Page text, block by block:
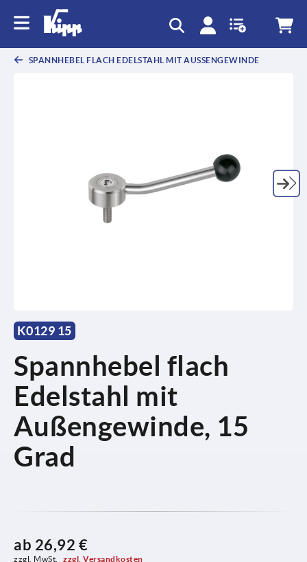
SPANNHEBEL FLACH EDELSTAHL MIT AUSSENGEWINDE
K0129 15
Spannhebel flach
Edelstahl mit
Außengewinde, 15
Grad
ab 26,92 €
zzgl. MwSt. zzgl. Versandkosten